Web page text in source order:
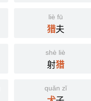
liè fū
猎夫
shè liè
射猎
quǎn zǐ